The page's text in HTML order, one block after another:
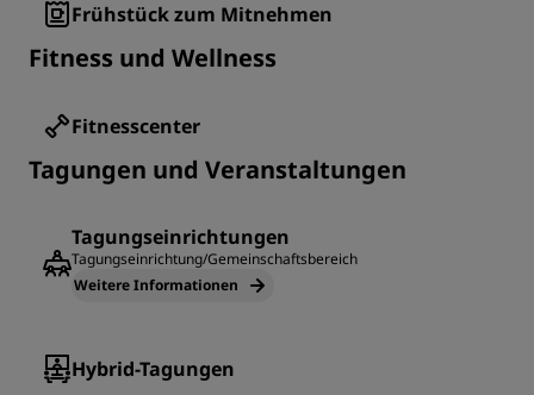
Frühstück zum Mitnehmen
Fitness und Wellness
Fitnesscenter
Tagungen und Veranstaltungen
Tagungseinrichtungen
Tagungseinrichtung/Gemeinschaftsbereich
Weitere Informationen
Hybrid-Tagungen